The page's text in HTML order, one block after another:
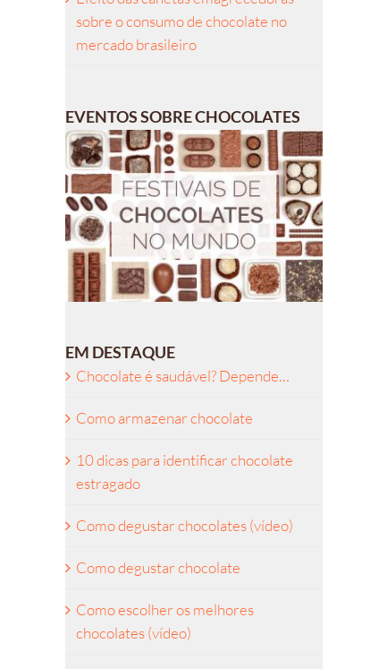
sobre o consumo de chocolate no
mercado brasileiro
EVENTOS SOBRE CHOCOLATES
EM DESTAQUE
Chocolate é saudável? Depende…
Como armazenar chocolate
10 dicas para identificar chocolate
estragado
Como degustar chocolates (vídeo)
Como degustar chocolate
Como escolher os melhores
chocolates (vídeo)